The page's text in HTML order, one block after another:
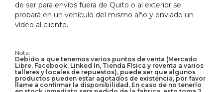
de ser para envíos fuera de Quito o al exterior se
probará en un vehículo del mismo año y enviado un
vídeo al cliente.
Nota:
Debido a que tenemos varios puntos de venta (Mercado
Libre, Facebook, Linked In, Tienda Física y reventa a varios
talleres y locales de repuestos), puede ser que algunos
productos pueden estar agotados de existencia, por favor
llame a confirmar la disponibilidad. En caso de no tenerlo